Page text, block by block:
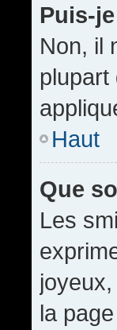
Puis-
Non, il
plupart
Haut
Que
Les
la